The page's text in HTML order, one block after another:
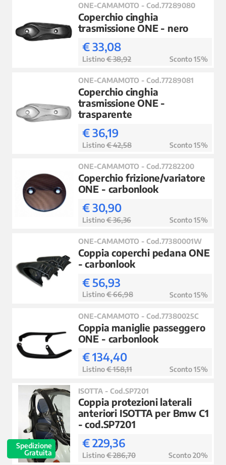
ONE-CAMAMOTO - Cod.77289080
Coperchio cinghia
trasmissione ONE - nero
€ 33,08
Listino€ 38,92 Sconto 15%
ONE-CAMAMOTO - Cod.77289081
Coperchio cinghia
trasmissione ONE -
trasparente
€ 36,19
Listino€ 42,58 Sconto 15%
ONE-CAMAMOTO - Cod.77282200
Coperchio frizione/variatore
ONE - carbonlook
€ 30,90
Listino€ 36,36 Sconto 15%
ONE-CAMAMOTO - Cod.77380001W
Coppia coperchi pedana ONE
- carbonlook
€ 56,93
Listino€ 66,98 Sconto 15%
ONE-CAMAMOTO - Cod.77380025C
Coppia maniglie passeggero
ONE - carbonlook
€ 134,40
Listino€ 158,11 Sconto 15%
Spedizione
Gratuita
ISOTTA - Cod.SP7201
Coppia protezioni laterali
anteriori ISOTTA per Bmw C1
- cod.SP7201
€ 229,36
Listino€ 286,70 Sconto 20%